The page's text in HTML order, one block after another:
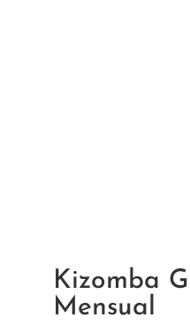
Kizomba
Mensual